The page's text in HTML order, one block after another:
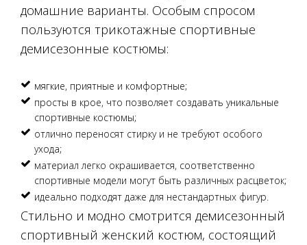
домашние варианты. Особым спросом
пользуются трикотажные спортивные
демисезонные костюмы:
мягкие, приятные и комфортные;
просты в крое, что позволяет создавать уникальные
спортивные костюмы;
отлично переносят стирку и не требуют особого
ухода;
материал легко окрашивается, соответственно
спортивные модели могут быть различных расцветок;
идеально подходят даже для нестандартных фигур.
Стильно и модно смотрится демисезонный
спортивный женский костюм, состоящий